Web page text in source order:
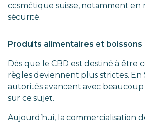
cosmétique suisse, notamment en
sécurité.
Produits alimentaires et boissons
Dès que le CBD est destiné à être
règles deviennent plus strictes. En
autorités avancent avec
sur ce sujet.
Aujourd’hui, la commercialisation